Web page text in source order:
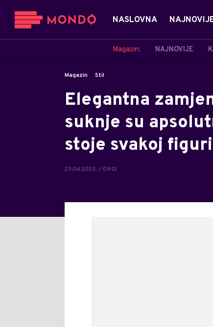
NASLOVNA
Magazin: NAJNOVIJE
Magazin Stil
Elegantna
suknje su
stoje svakoj figuri
23.04.2025. / 09:12